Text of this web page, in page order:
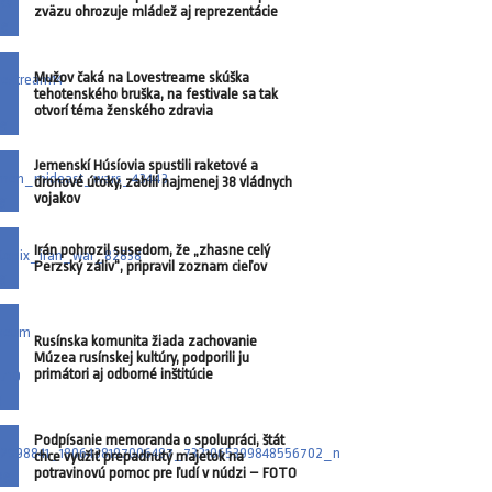
zväzu ohrozuje mládež aj reprezentácie
Mužov čaká na Lovestreame skúška
tehotenského bruška, na festivale sa tak
otvorí téma ženského zdravia
Jemenskí Húsíovia spustili raketové a
dronové útoky, zabili najmenej 38 vládnych
vojakov
Irán pohrozil susedom, že „zhasne celý
Perzský záliv“, pripravil zoznam cieľov
Rusínska komunita žiada zachovanie
Múzea rusínskej kultúry, podporili ju
primátori aj odborné inštitúcie
Podpísanie memoranda o spolupráci, štát
chce využiť prepadnutý majetok na
potravinovú pomoc pre ľudí v núdzi – FOTO